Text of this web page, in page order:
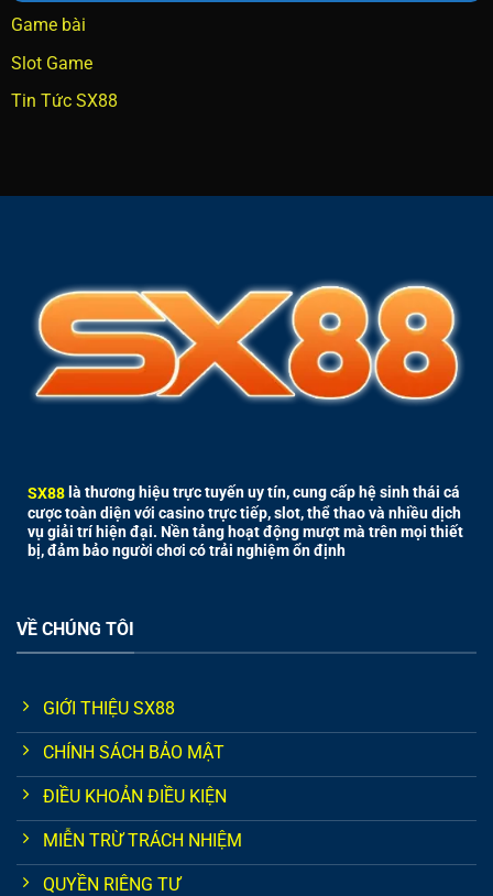
Game bài
Slot Game
Tin Tức SX88
SX88 là thương hiệu trực tuyến uy tín, cung cấp hệ sinh thái cá
cược toàn diện với casino trực tiếp, slot, thể thao và nhiều dịch
vụ giải trí hiện đại. Nền tảng hoạt động mượt mà trên mọi thiết
bị, đảm bảo người chơi có trải nghiệm ổn định
VỀ CHÚNG TÔI
GIỚI THIỆU SX88
CHÍNH SÁCH BẢO MẬT
ĐIỀU KHOẢN ĐIỀU KIỆN
MIỄN TRỪ TRÁCH NHIỆM
QUYỀN RIÊNG TƯ